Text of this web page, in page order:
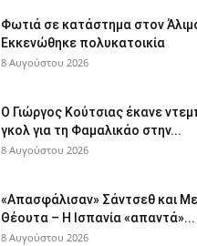
Φωτιά σε κατάστημα στον
Εκκενώθηκε πολυκατοικία
8 Αυγούστου 2026
Ο Γιώργος Κούτσιας έκανε
γκολ για τη Φαμαλικάο στην...
8 Αυγούστου 2026
«Απασφάλισαν» Σάντσεθ και
Θέουτα – Η Ισπανία «απαντά»...
8 Αυγούστου 2026